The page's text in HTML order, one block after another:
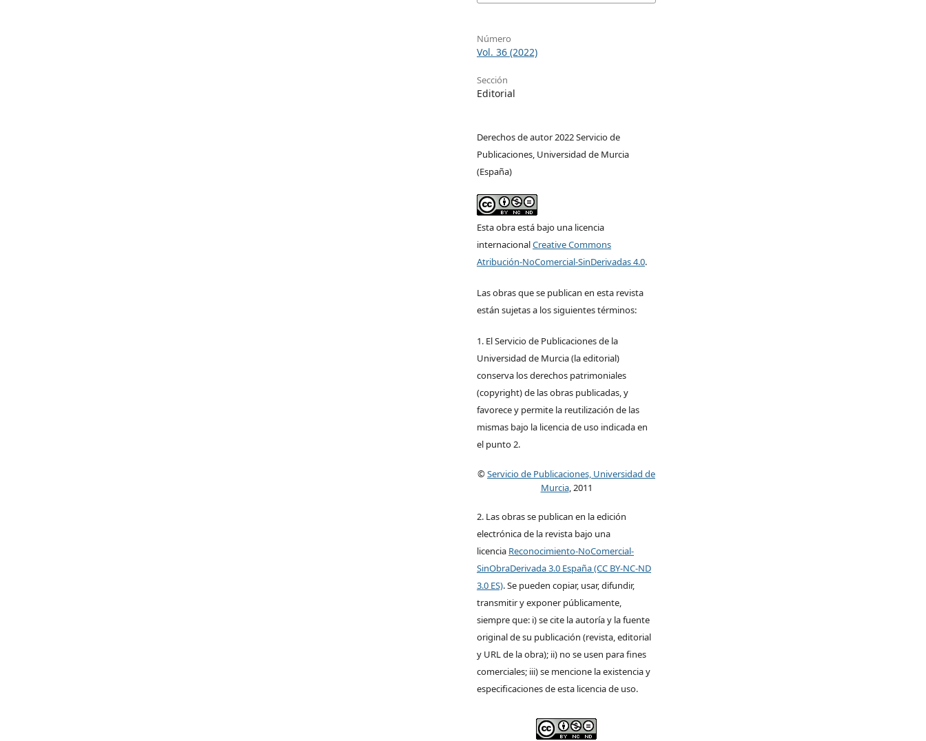
Número
Vol. 36 (2022)
Sección
Editorial
Derechos de autor 2022 Servicio de
Publicaciones, Universidad de Murcia
(España)
Esta obra está bajo una licencia
internacionalCreative Commons
Atribución-NoComercial-SinDerivadas 4.0.
Las obras que se publican en esta revista
están sujetas a los siguientes términos:
1. El Servicio de Publicaciones de la
Universidad de Murcia (la editorial)
conserva los derechos patrimoniales
(copyright) de las obras publicadas, y
favorece y permite la reutilización de las
mismas bajo la licencia de uso indicada en
el punto 2.
©Servicio de Publicaciones, Universidad de
Murcia, 2011
2. Las obras se publican en la edición
electrónica de la revista bajo una
licencia Reconocimiento-NoComercial-
SinObraDerivada 3.0 España (CC BY-NC-ND
3.0 ES). Se pueden copiar, usar, difundir,
transmitir y exponer públicamente,
siempre que: i) se cite la autoría y la fuente
original de su publicación (revista, editorial
y URL de la obra); ii) no se usen para fines
comerciales; iii) se mencione la existencia y
especificaciones de esta licencia de uso.